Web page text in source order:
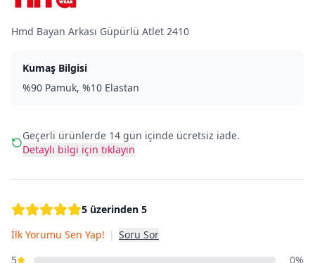
Hmd Bayan Arkası Güpürlü Atlet 2410
Kumaş Bilgisi
%90 Pamuk, %10 Elastan
Geçerli ürünlerde 14 gün içinde ücretsiz iade.
Detaylı bilgi için tıklayın
5 üzerinden 5
İlk Yorumu Sen Yap! | Soru Sor
5
0%